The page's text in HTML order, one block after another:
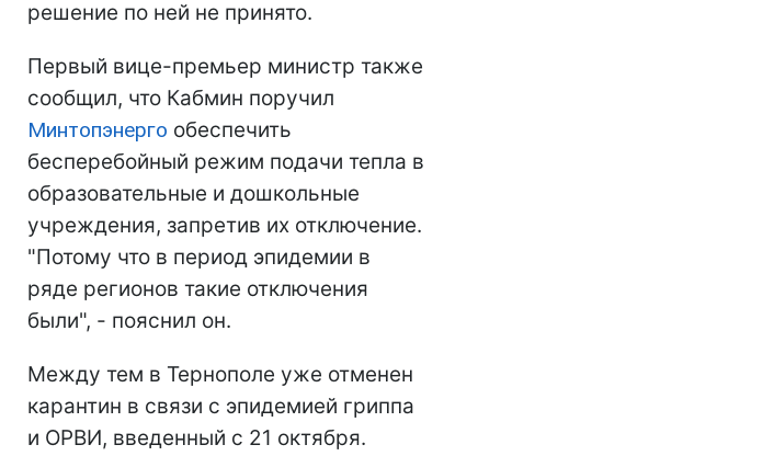
решение по ней не принято.
Первый вице-премьер министр также
сообщил, что Кабмин поручил
Минтопэнерго обеспечить
бесперебойный режим подачи тепла в
образовательные и дошкольные
учреждения, запретив их отключение.
"Потому что в период эпидемии в
ряде регионов такие отключения
были", - пояснил он.
Между тем в Тернополе уже отменен
карантин в связи с эпидемией гриппа
и ОРВИ, введенный с 21 октября.